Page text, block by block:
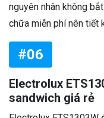
nguyên nhân không
chữa miễn phí nên tiết
#06
Electrolux
sandwich giá rẻ